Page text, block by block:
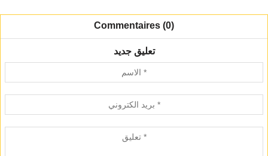
Commentaires (0)
تعليق جديد